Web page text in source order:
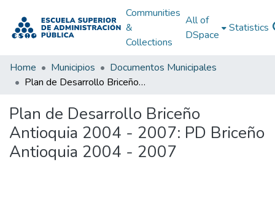
Communities
&
Collections
All of
DSpace
Statistics
Home Municipios
Documentos Municipales
Plan de Desarrollo Briceño Antioquia 2004 - 2007: PD Briceño Antioquia 2004 - 2007
Plan de Desarrollo Briceño
Antioquia 2004 - 2007: PD Briceño
Antioquia 2004 - 2007